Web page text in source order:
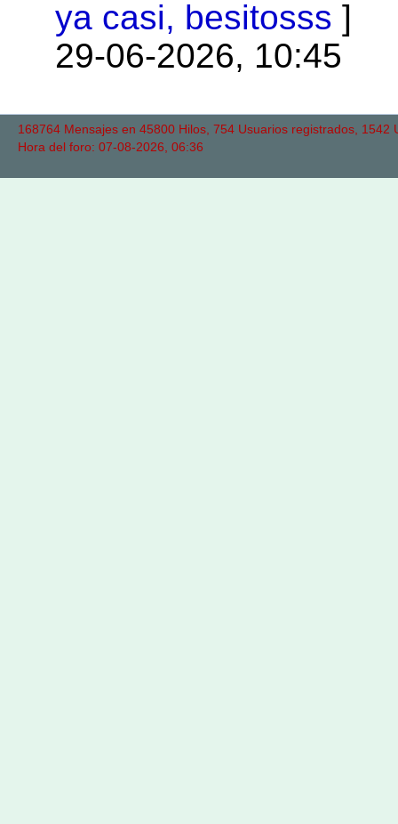
ya casi, besitosss
29-06-2026, 10:45
168764 Mensajes en 45800 Hilos, 754 Usuarios registrados,
Hora del foro: 07-08-2026, 06:36